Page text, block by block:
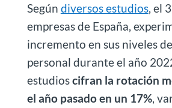
Según diversos estudios, el
empresas de España,
incremento en sus niveles
personal durante el año
estudioscifran la rotación
el año pasado en un 17%,